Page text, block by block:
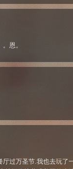
恩。
厅过万圣节.我也去玩了